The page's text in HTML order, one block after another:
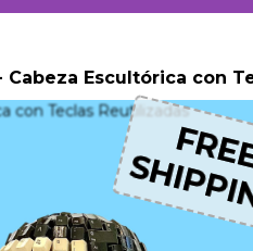
Cabeza Escultórica con